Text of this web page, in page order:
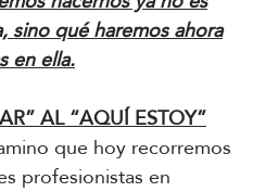
sino qué haremos ahora
en ella.
AL “AQUÍ ESTOY”
que hoy recorremos
profesionistas en